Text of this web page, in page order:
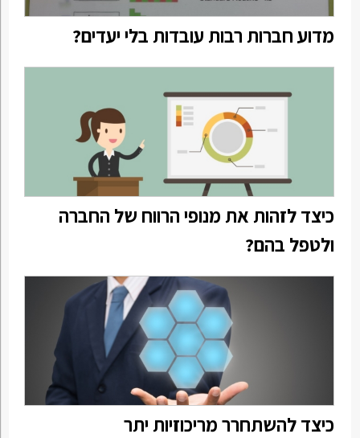
מדוע חברות רבות עובדות בלי יעדים?
כיצד לזהות את מנופי הרווח של החברה
ולטפל בהם?
כיצד להשתחרר מריכוזיות יתר